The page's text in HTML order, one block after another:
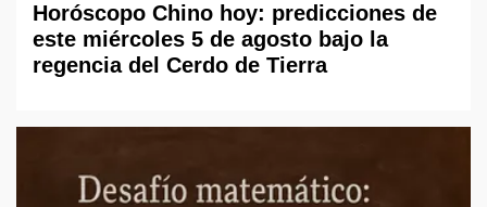
Horóscopo Chino hoy: predicciones de
este miércoles 5 de agosto bajo la
regencia del Cerdo de Tierra